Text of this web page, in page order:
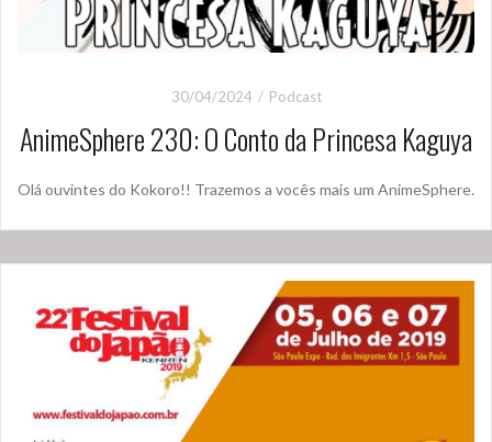
30/04/2024 Podcast
AnimeSphere 230: O Conto da Princesa Kaguya
Olá ouvintes do Kokoro!! Trazemos a vocês mais um AnimeSphere.